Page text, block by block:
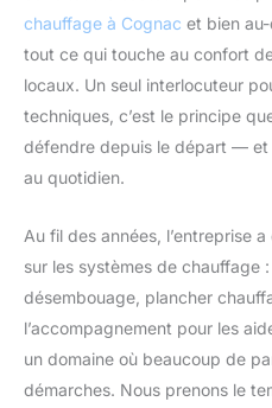
chauffage à Cognac et bien
tout ce qui touche au confort
locaux. Un seul interlocuteur
techniques, c’est le principe
défendre depuis le départ —
au quotidien.
Au fil des années, l’entreprise
sur les systèmes de chauffage
désembouage, plancher
l’accompagnement pour les
un domaine où beaucoup de
démarches. Nous prenons le